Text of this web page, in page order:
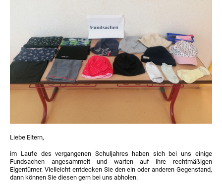
Liebe Eltern,
im Laufe des vergangenen Schuljahres haben sich bei uns einige
Fundsachen angesammelt und warten auf ihre rechtmäßigen
Eigentümer. Vielleicht entdecken Sie den ein oder anderen Gegenstand,
dann können Sie diesen gern bei uns abholen.